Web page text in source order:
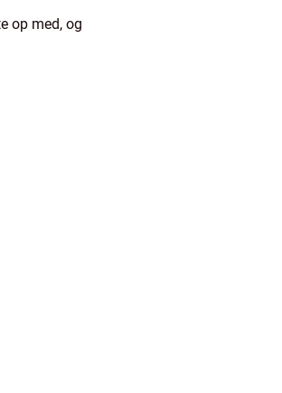
op med, og